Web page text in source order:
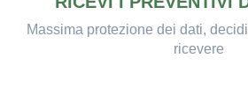
Massima protezione dei dati,
ricevere